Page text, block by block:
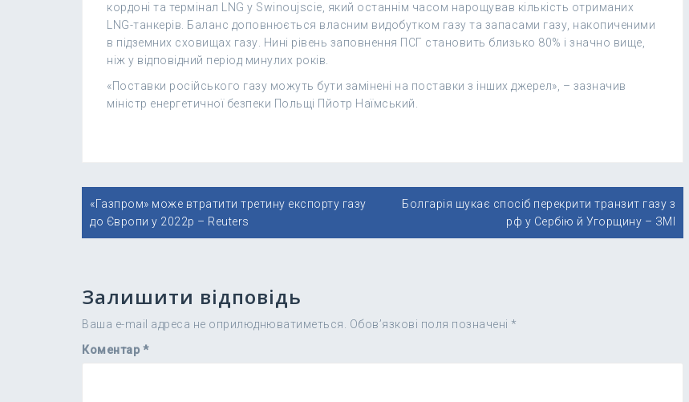
кордоні та термінал LNG у Swinoujscie, який останнім часом нарощував кількість отриманих
LNG-танкерів. Баланс доповнюється власним видобутком газу та запасами газу, накопиченими
в підземних сховищах газу. Нині рівень заповнення ПСГ становить близько 80% і значно вище,
ніж у відповідний період минулих років.
«Поставки російського газу можуть бути замінені на поставки з інших джерел», – зазначив
міністр енергетичної безпеки Польщі Пйотр Наїмський.
Навігація
записів
«Газпром» може втратити третину експорту газу
до Європи у 2022р – Reuters
Болгарія шукає спосіб перекрити транзит газу з
рф у Сербію й Угорщину – ЗМІ
Залишити відповідь
Ваша e-mail адреса не оприлюднюватиметься. Обов’язкові поля позначені *
Коментар *